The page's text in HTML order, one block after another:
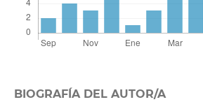
BIOGRAFÍA DEL AUTOR/A